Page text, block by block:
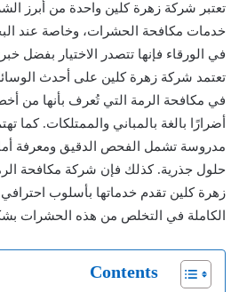
تعتبر شركة زهرة كلين واحدة من أبرز
خدمات مكافحة الحشرات، وخاصة عند
في الورقاء فإنها تتصدر الاختيار بفضل
تعتمد شركة زهرة كلين على أحدث الوسائل
في مكافحة الرمة التي تُعرف بأنها من
أضرارًا بالغة بالمباني والممتلكات. كما
مدروسة تشمل الفحص الدقيق ومعرفة
حلول جذرية. كذلك فإن شركة مكافحة
زهرة كلين تقدم خدماتها بأسلوب احترافي
الكاملة في التخلص من هذه الحشرات
Contents